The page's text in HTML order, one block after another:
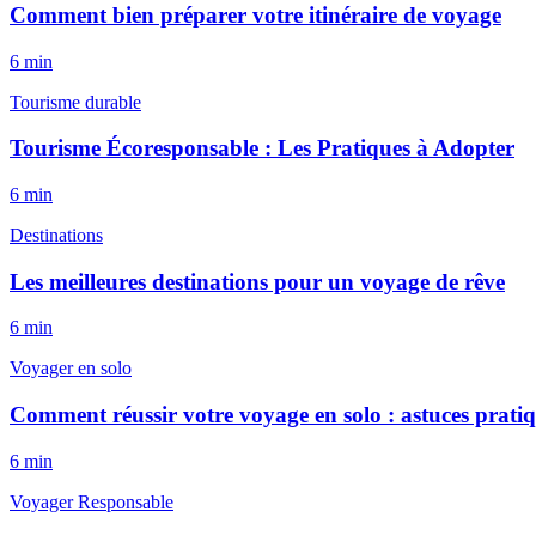
Comment bien préparer votre itinéraire de voyage
6 min
Tourisme durable
Tourisme Écoresponsable : Les Pratiques à Adopter
6 min
Destinations
Les meilleures destinations pour un voyage de rêve
6 min
Voyager en solo
Comment réussir votre voyage en solo : astuces
6 min
Voyager Responsable